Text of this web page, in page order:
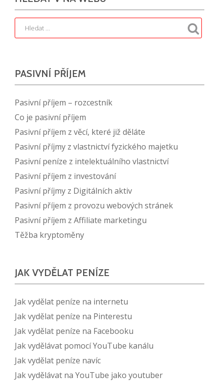
PASIVNÍ PŘÍJEM
Pasivní příjem – rozcestník
Co je pasivní příjem
Pasivní příjem z věcí, které již děláte
Pasivní příjmy z vlastnictví fyzického majetku
Pasivní peníze z intelektuálního vlastnictví
Pasivní příjem z investování
Pasivní příjmy z Digitálních aktiv
Pasivní příjem z provozu webových stránek
Pasivní příjem z Affiliate marketingu
Těžba kryptoměny
JAK VYDĚLAT PENÍZE
Jak vydělat peníze na internetu
Jak vydělat peníze na Pinterestu
Jak vydělat peníze na Facebooku
Jak vydělávat pomocí YouTube kanálu
Jak vydělat peníze navíc
Jak vydělávat na YouTube jako youtuber